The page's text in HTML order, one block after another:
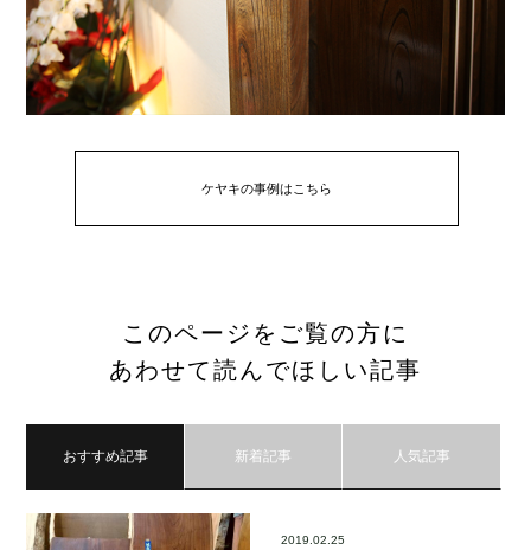
ケヤキの事例はこちら
このページをご覧の方に
あわせて読んでほしい記事
おすすめ記事 新着記事 人気記事
2019.02.25